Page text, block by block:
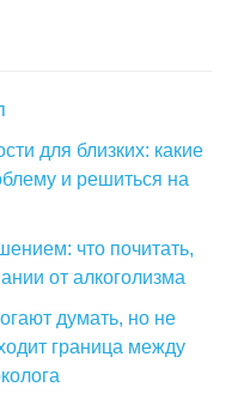
для близких: какие
и решиться на
что почитать,
от алкоголизма
думать, но не
граница между